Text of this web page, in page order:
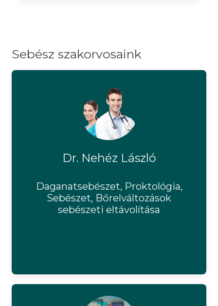
Sebész szakorvosaink
Dr. Nehéz László
Daganatsebészet, Proktológia,
Sebészet, Bőrelváltozások
sebészeti eltávolítása